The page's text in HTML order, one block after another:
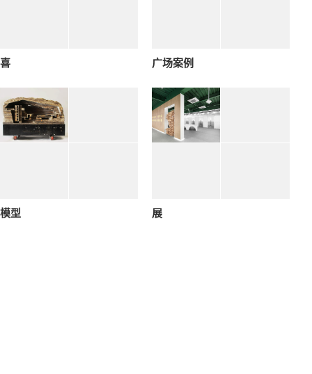
喜 广场案例
模型 展